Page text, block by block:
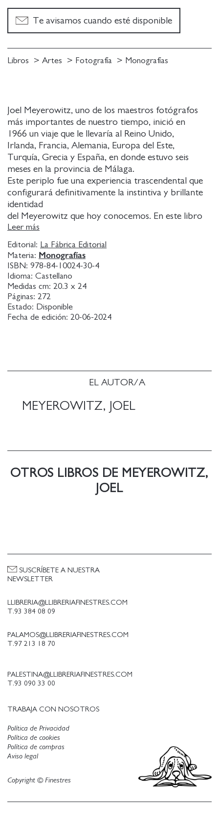
EL AUTOR/A
MEYEROWITZ, JOEL
Joel Meyerowitz, uno de los maestros fotógrafos
más importantes de nuestro tiempo, inició en
1966 un viaje que le llevaría al Reino Unido,
Irlanda, Francia, Alemania, Europa del Este,
Turquía, Grecia y España, en donde estuvo seis
meses en la provincia de Málaga.
Este periplo fue una experiencia trascendental que
configurará definitivamente la instintiva y brillante
identidad
del Meyerowitz que hoy conocemos. En este libro
encontraremos un apasionante atisbo del nuevo
Viejo Mundo
que, superado el trauma de la II Guerra Mundial, se
abre a la
modernidad y al progreso. Durante este viaje,
Meyerowitz se
enfrenta a sociedades en transición, como una
España errante,
atrapada entre la dictadura y el florecimiento
plasmados en estas imágenes inspiraron a la
Leer más
Editorial: La Fábrica Editorial
Materia: Monografías
ISBN: 978-84-10024-30-4
Idioma: Castellano
Medidas cm: 20.3 x 24
Páginas: 272
Estado: Disponible
Fecha de edición: 20-06-2024
Te avisamos cuando esté disponible
Libros Artes Fotografía Monografías
OTROS LIBROS DE MEYEROWITZ,
JOEL
LLIBRERIA@LLIBRERIAFINESTRES.COM
T.93 384 08 09
PALAMOS@LLIBRERIAFINESTRES.COM
T.97 213 18 70
PALESTINA@LLIBRERIAFINESTRES.COM
T.93 090 33 00
TRABAJA CON NOSOTROS
SUSCRÍBETE A NUESTRA
NEWSLETTER
Política de Privacidad
Política de cookies
Aviso legal
Política de compras
Copyright © Finestres